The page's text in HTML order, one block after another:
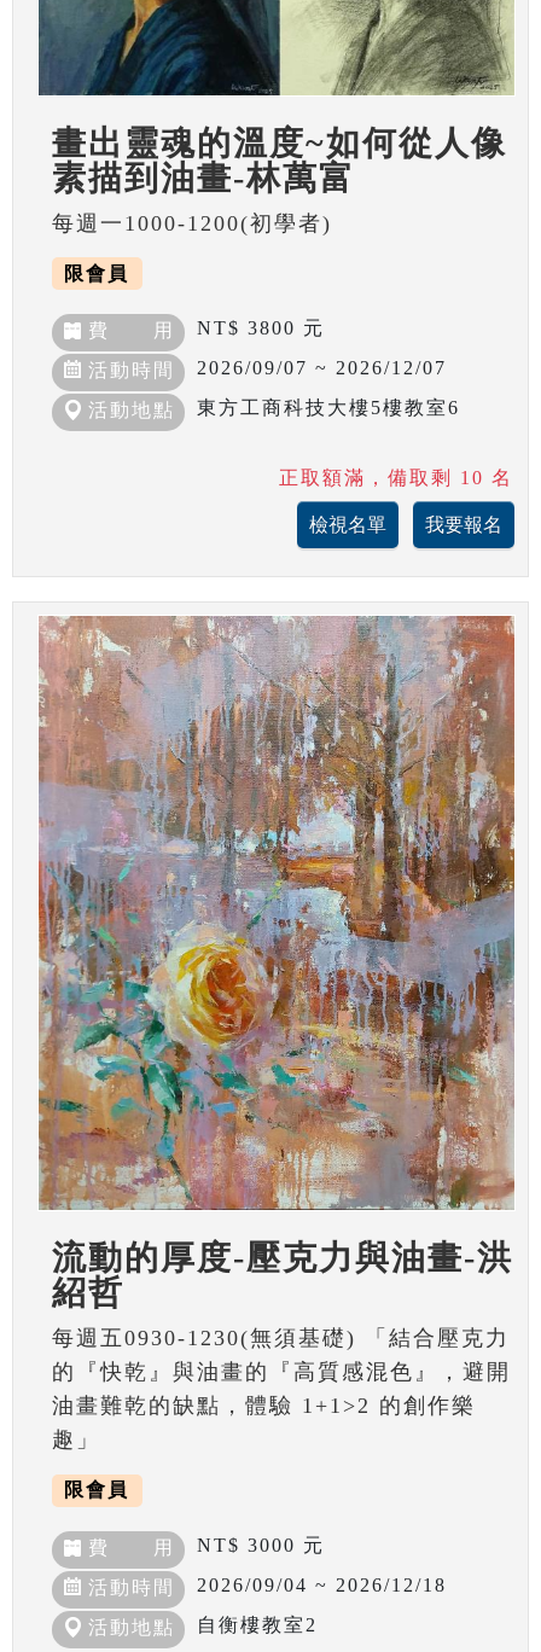
畫出靈魂的溫度~如何從人像
素描到油畫-林萬富
每週一1000-1200(初學者)
限會員
費 用 NT$ 3800 元
活動時間 2026/09/07 ~ 2026/12/07
活動地點 東方工商科技大樓5樓教室6
正取額滿，備取剩 10 名
流動的厚度-壓克力與油畫-洪
紹哲
每週五0930-1230(無須基礎) 「結合壓克力
的『快乾』與油畫的『高質感混色』，避開
油畫難乾的缺點，體驗 1+1>2 的創作樂
趣」
限會員
費 用 NT$ 3000 元
活動時間 2026/09/04 ~ 2026/12/18
活動地點 自衡樓教室2